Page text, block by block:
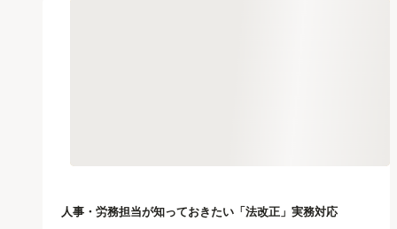
人事・労務担当が知っておきたい「法改正」実務対応